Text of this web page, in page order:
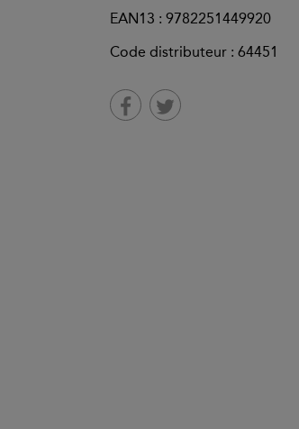
EAN13 : 9782251449920
Code distributeur : 64451